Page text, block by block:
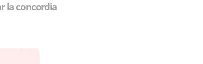
la concordia